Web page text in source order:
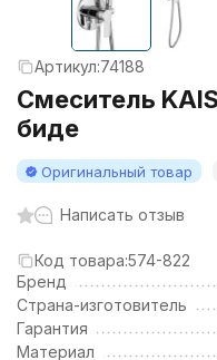
Артикул:74188
Смеситель
биде
Оригинальный товар
Написать отзыв
Код товара:574-822
Бренд
Страна-изготовитель
Гарантия
Материал